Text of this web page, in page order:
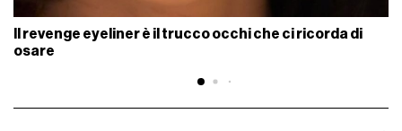
Il revenge eyeliner è il trucco occhi che ci ricorda di
osare